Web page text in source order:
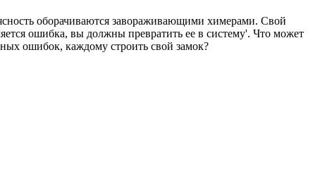
оборачиваются завораживающими химерами. Свой
ошибка, вы должны превратить ее в систему'. Что может
ошибок, каждому строить свой замок?